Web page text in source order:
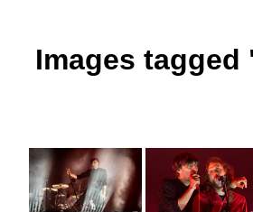
Images